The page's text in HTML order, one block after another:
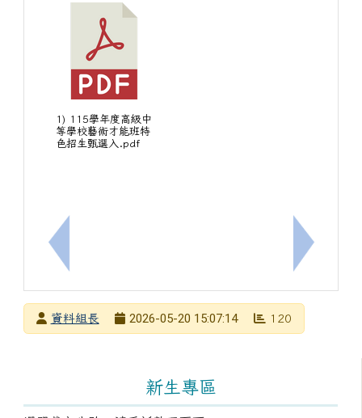
上一筆：有關社團法人中華民國學習障礙協會辦理「
1) 115學年度高級中
等學校藝術才能班特
色招生甄選入.pdf
下一筆：
發布者資料組長
2026-05-20 15:07:14 120
新生專區